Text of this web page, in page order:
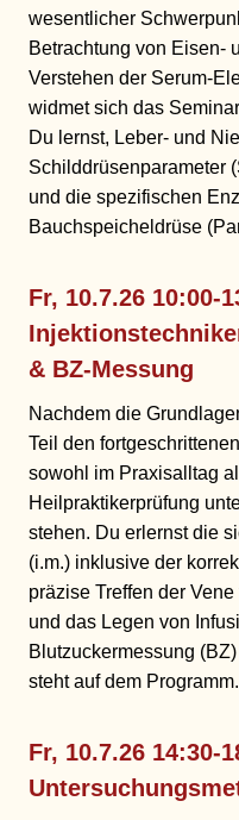
wesentlicher
Betrachtung von Eisen-
Verstehen der Serum-
widmet sich das
Du lernst, Leber- und
Schilddrüsenparameter
und die spezifischen
Bauchspeicheldrüse
Fr, 10.7.26 10:00-
& BZ-Messung
Nachdem die
Teil den
sowohl im Praxisalltag
Heilpraktikerprüfung
stehen. Du erlernst die
(i.m.) inklusive der
präzise Treffen der
und das Legen von
Blutzuckermessung
steht auf dem Programm.
Fr, 10.7.26 14:30-